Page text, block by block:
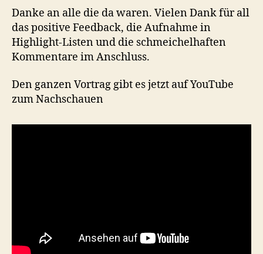
Danke an alle die da waren. Vielen Dank für all
das positive Feedback, die Aufnahme in
Highlight-Listen und die schmeichelhaften
Kommentare im Anschluss.
Den ganzen Vortrag gibt es jetzt auf YouTube
zum Nachschauen